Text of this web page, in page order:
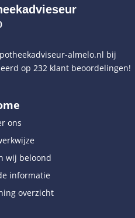
almelo.nl bij
op 232 klant beoordelingen!
ons
wij beloond
informatie
overzicht